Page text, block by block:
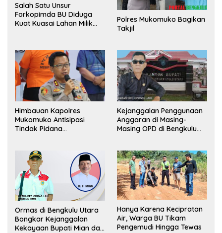
Salah Satu Unsur
Forkopimda BU Diduga
Kuat Kuasai Lahan Milik
Polres Mukomuko Bagikan
Takjil
Himbauan Kapolres
Mukomuko Antisipasi
Tindak Pidana
Kejanggalan Penggunaan
Anggaran di Masing-
Masing OPD di Bengkulu
Ormas di Bengkulu Utara
Bongkar Kejanggalan
Kekayaan Bupati Mian dan
Hanya Karena Kecipratan
Air, Warga BU Tikam
Pengemudi Hingga Tewas